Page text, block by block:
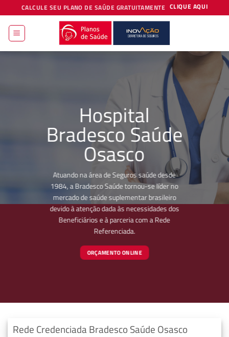
to
content
CALCULE SEU PLANO DE SAÚDE GRATUITAMENTE CLIQUE AQUI
Hospital
Bradesco Saúde
Osasco
Atuando na área de Seguros saúde desde
1984, a Bradesco Saúde tornou-se líder no
mercado de saúde suplementar brasileiro
devido à atenção dada às necessidades dos
Beneficiários e à parceria com a Rede
Referenciada.
ORÇAMENTO ONLINE
Rede Credenciada Bradesco Saúde Osasco